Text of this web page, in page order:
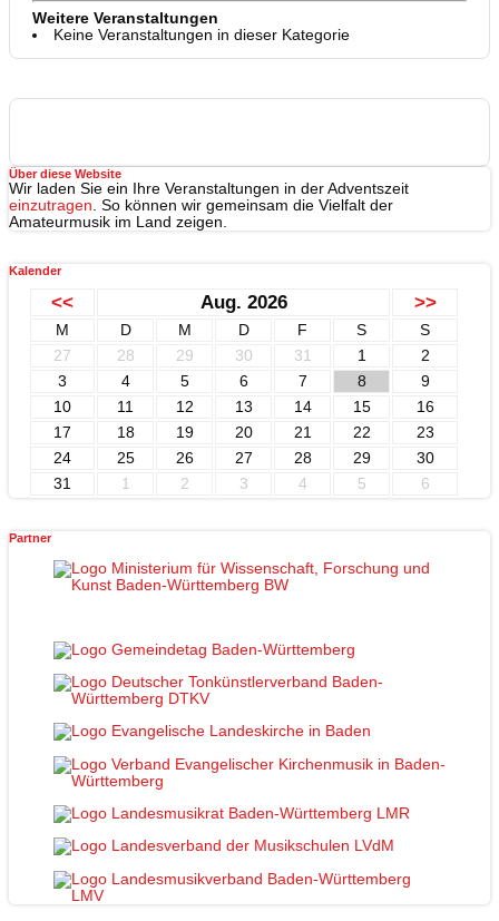
Weitere Veranstaltungen
Keine Veranstaltungen in dieser Kategorie
Über diese Website
Wir laden Sie ein Ihre Veranstaltungen in der Adventszeit
einzutragen . So können wir gemeinsam die Vielfalt der
Amateurmusik im Land zeigen.
Kalender
<< Aug. 2026 >>
M D M D F S
S
27
28 29 30 31 1
2
3
4 5 6 7 8
9
10
11 12 13 14 15
16
17
18 19 20 21 22
23
24
25 26 27 28 29
30
31
1 2 3 4 5 6
Partner